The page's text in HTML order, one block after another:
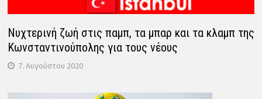
Νυχτερινή ζωή στις παμπ, τα μπαρ και τα κλαμπ της
Κωνσταντινούπολης για τους νέους
7. Αυγούστου 2020